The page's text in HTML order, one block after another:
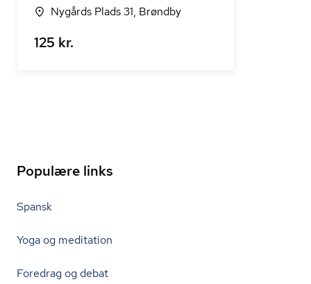
Nygårds Plads 31, Brøndby
125 kr.
Populære links
Spansk
Yoga og meditation
Foredrag og debat